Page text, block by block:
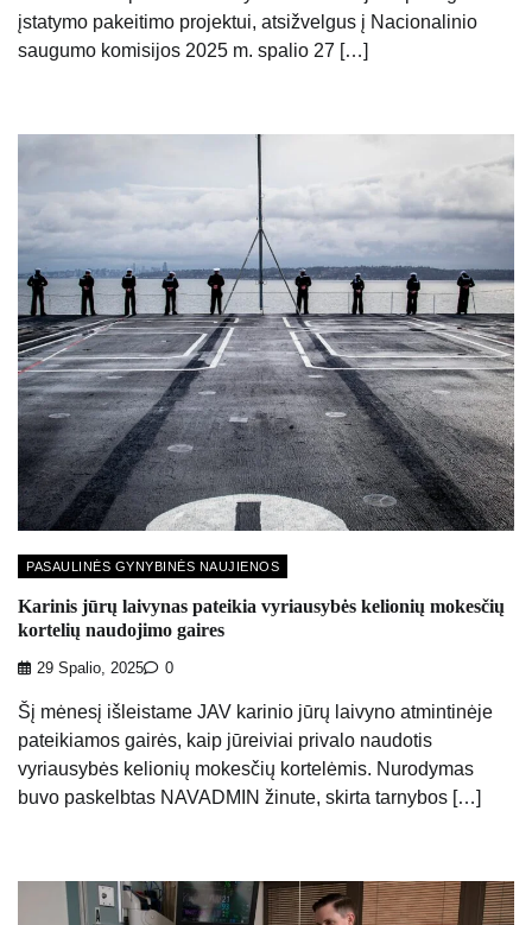
įstatymo pakeitimo projektui, atsižvelgus į Nacionalinio
saugumo komisijos 2025 m. spalio 27 […]
PASAULINĖS GYNYBINĖS NAUJIENOS
Karinis jūrų laivynas pateikia vyriausybės kelionių mokesčių
kortelių naudojimo gaires
29 Spalio, 2025 0
Šį mėnesį išleistame JAV karinio jūrų laivyno atmintinėje
pateikiamos gairės, kaip jūreiviai privalo naudotis
vyriausybės kelionių mokesčių kortelėmis. Nurodymas
buvo paskelbtas NAVADMIN žinute, skirta tarnybos […]